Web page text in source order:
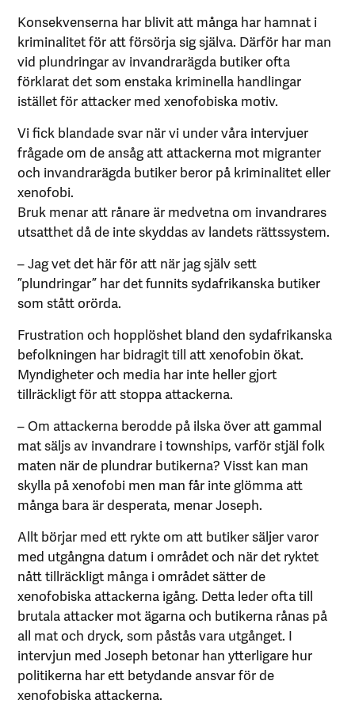
Konsekvenserna har blivit att många har hamnat i
kriminalitet för att försörja sig själva. Därför har man
vid plundringar av invandrarägda butiker ofta
förklarat det som enstaka kriminella handlingar
istället för attacker med xenofobiska motiv.
Vi fick blandade svar när vi under våra intervjuer
frågade om de ansåg att attackerna mot migranter
och invandrarägda butiker beror på kriminalitet eller
xenofobi.
Bruk menar att rånare är medvetna om invandrares
utsatthet då de inte skyddas av landets rättssystem.
– Jag vet det här för att när jag själv sett
”plundringar” har det funnits sydafrikanska butiker
som stått orörda.
Frustration och hopplöshet bland den sydafrikanska
befolkningen har bidragit till att xenofobin ökat.
Myndigheter och media har inte heller gjort
tillräckligt för att stoppa attackerna.
– Om attackerna berodde på ilska över att gammal
mat säljs av invandrare i townships, varför stjäl folk
maten när de plundrar butikerna? Visst kan man
skylla på xenofobi men man får inte glömma att
många bara är desperata, menar Joseph.
Allt börjar med ett rykte om att butiker säljer varor
med utgångna datum i området och när det ryktet
nått tillräckligt många i området sätter de
xenofobiska attackerna igång. Detta leder ofta till
brutala attacker mot ägarna och butikerna rånas på
all mat och dryck, som påstås vara utgånget. I
intervjun med Joseph betonar han ytterligare hur
politikerna har ett betydande ansvar för de
xenofobiska attackerna.